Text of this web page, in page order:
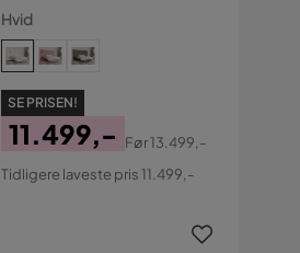
cm
Hvid
SE PRISEN!
Pris
11.499,-
Original
Før13.499,-
Tidligere laveste pris 11.499,-